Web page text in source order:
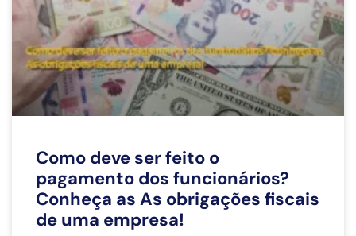
Como deve ser feito o
pagamento dos funcionários?
Conheça as As obrigações fiscais
de uma empresa!
Subscreva a
Newsletter!